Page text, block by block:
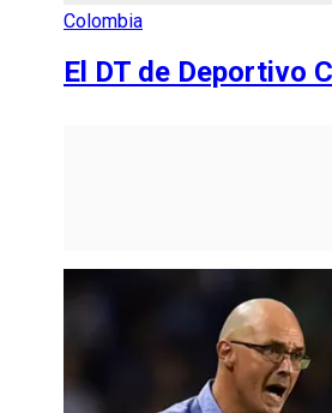
Colombia
El DT de Deportivo